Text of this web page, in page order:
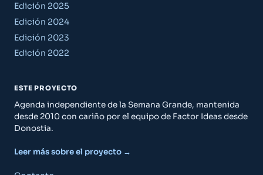
Edición 2025
Edición 2024
Edición 2023
Edición 2022
ESTE PROYECTO
Agenda independiente de la Semana Grande, mantenida
desde 2010 con cariño por el equipo de Factor Ideas desde
Donostia.
Leer más sobre el proyecto →